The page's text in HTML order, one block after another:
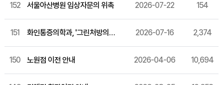
152 서울아산병원 임상자문의 위촉 2026-07-22 154
151 화인통증의학과, '그린처방의원' 연속 선정 2026-07-16 2,374
150 노원점 이전 안내 2026-04-06 10,694